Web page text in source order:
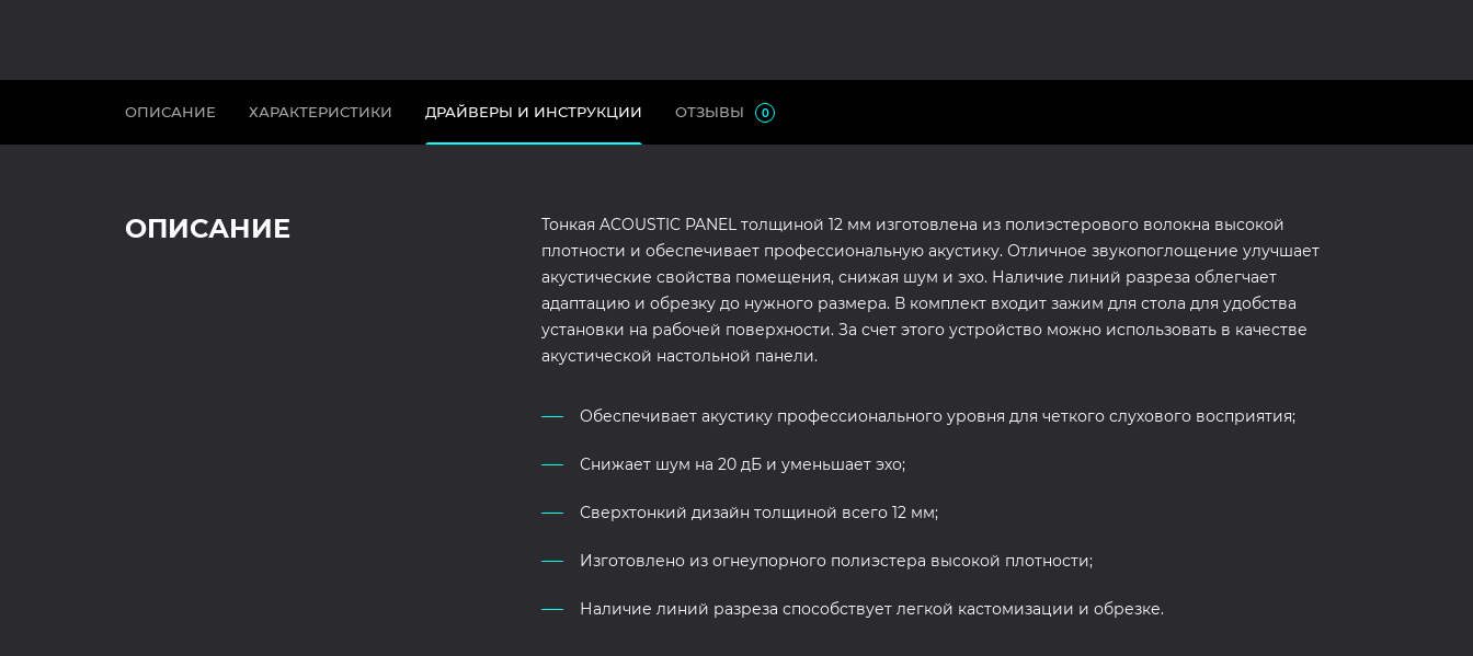
ОПИСАНИЕ ХАРАКТЕРИСТИКИ ДРАЙВЕРЫ И ИНСТРУКЦИИ ОТЗЫВЫ 0
ОПИСАНИЕ
Тонкая ACOUSTIC PANEL толщиной 12 мм изготовлена из полиэстерового волокна высокой
плотности и обеспечивает профессиональную акустику. Отличное звукопоглощение улучшает
акустические свойства помещения, снижая шум и эхо. Наличие линий разреза облегчает
адаптацию и обрезку до нужного размера. В комплект входит зажим для стола для удобства
установки на рабочей поверхности. За счет этого устройство можно использовать в качестве
акустической настольной панели.
Обеспечивает акустику профессионального уровня для четкого слухового восприятия;
Снижает шум на 20 дБ и уменьшает эхо;
Сверхтонкий дизайн толщиной всего 12 мм;
Изготовлено из огнеупорного полиэстера высокой плотности;
Наличие линий разреза способствует легкой кастомизации и обрезке.